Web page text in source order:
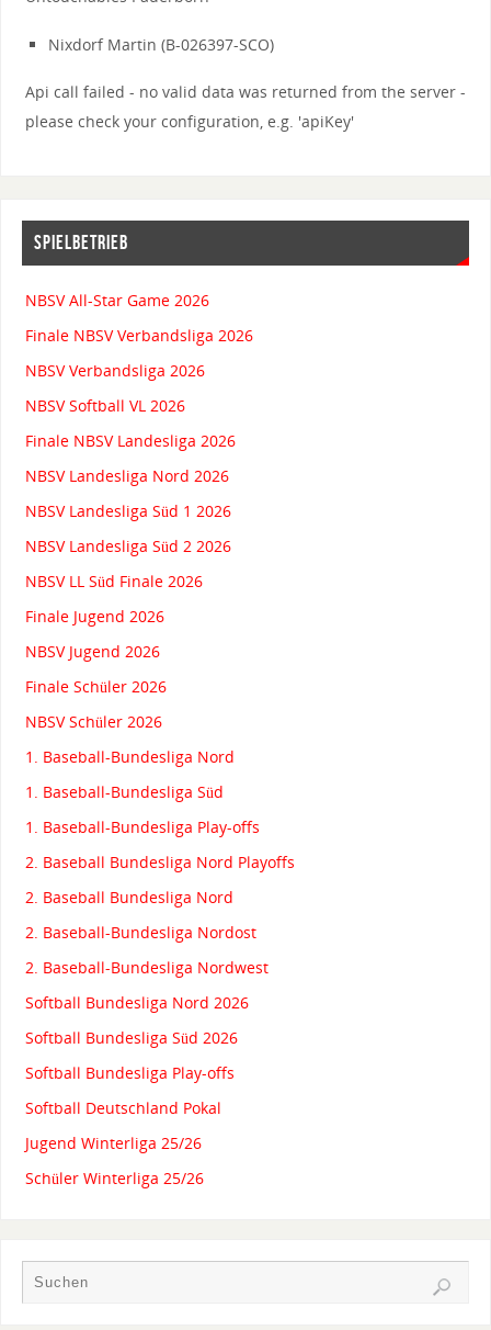
Nixdorf Martin (B-026397-SCO)
Api call failed - no valid data was returned from the server -
please check your configuration, e.g. 'apiKey'
SPIELBETRIEB
NBSV All-Star Game 2026
Finale NBSV Verbandsliga 2026
NBSV Verbandsliga 2026
NBSV Softball VL 2026
Finale NBSV Landesliga 2026
NBSV Landesliga Nord 2026
NBSV Landesliga Süd 1 2026
NBSV Landesliga Süd 2 2026
NBSV LL Süd Finale 2026
Finale Jugend 2026
NBSV Jugend 2026
Finale Schüler 2026
NBSV Schüler 2026
1. Baseball-Bundesliga Nord
1. Baseball-Bundesliga Süd
1. Baseball-Bundesliga Play-offs
2. Baseball Bundesliga Nord Playoffs
2. Baseball Bundesliga Nord
2. Baseball-Bundesliga Nordost
2. Baseball-Bundesliga Nordwest
Softball Bundesliga Nord 2026
Softball Bundesliga Süd 2026
Softball Bundesliga Play-offs
Softball Deutschland Pokal
Jugend Winterliga 25/26
Schüler Winterliga 25/26